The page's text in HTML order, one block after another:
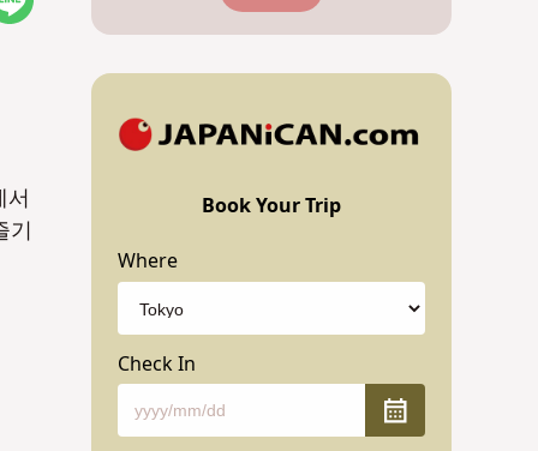
서
기
Book Your Trip
Where
Check In